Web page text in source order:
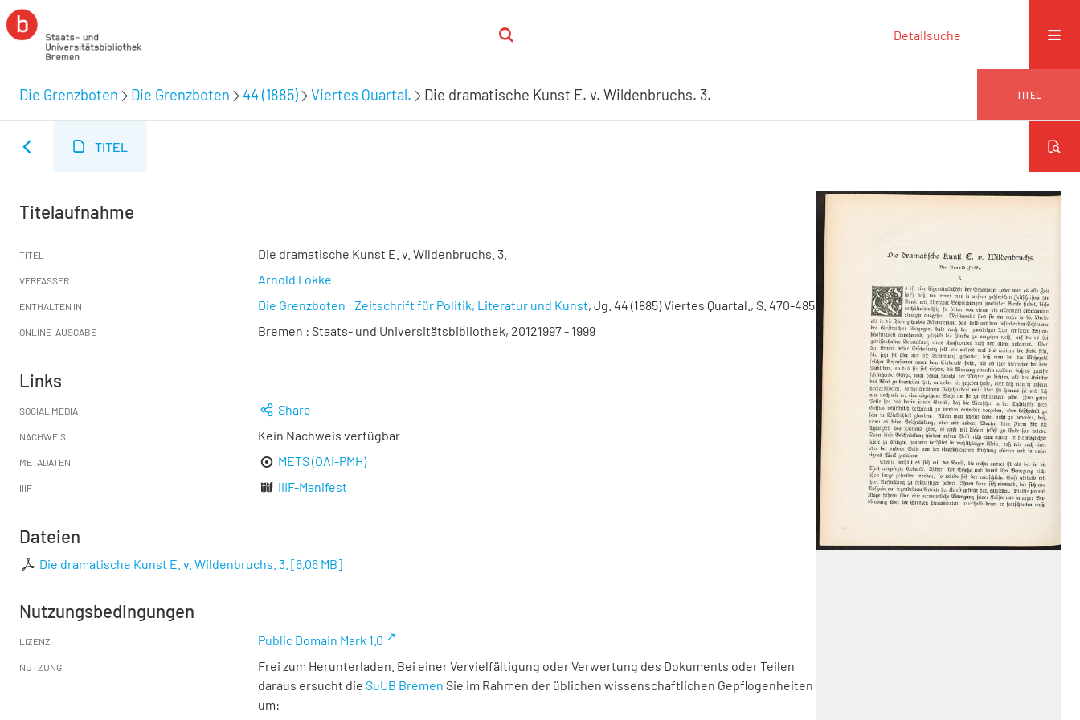
Detailsuche
Die Grenzboten Die Grenzboten 44 (1885) Viertes Quartal. Die dramatische Kunst E. v. Wildenbruchs. 3. TITEL
TITEL
Titelaufnahme
TITEL Die dramatische Kunst E. v. Wildenbruchs. 3.
VERFASSER Arnold Fokke
ENTHALTEN IN Die Grenzboten : Zeitschrift für Politik, Literatur und Kunst, Jg. 44 (1885) Viertes Quartal., S. 470-485
ONLINE-AUSGABE Bremen : Staats- und Universitätsbibliothek, 20121997 - 1999
Links
SOCIAL MEDIA Share
NACHWEIS Kein Nachweis verfügbar
METADATEN METS (OAI-PMH)
IIIF IIIF-Manifest
Dateien
Die dramatische Kunst E. v. Wildenbruchs. 3. [6,06 MB]
Nutzungsbedingungen
LIZENZ Public Domain Mark 1.0
NUTZUNG
Frei zum Herunterladen. Bei einer Vervielfältigung oder Verwertung des Dokuments oder Teilen
daraus ersucht die SuUB Bremen Sie im Rahmen der üblichen wissenschaftlichen Gepflogenheiten
um: